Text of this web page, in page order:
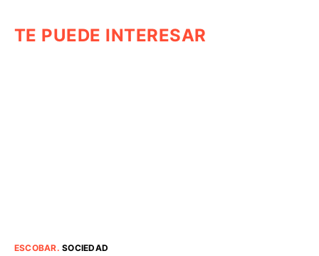
TE PUEDE INTERESAR
ESCOBAR.SOCIEDAD